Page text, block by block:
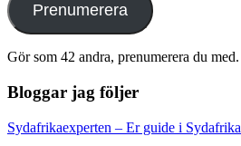
Prenumerera
Gör som 42 andra, prenumerera du med.
Bloggar jag följer
Sydafrikaexperten – Er guide i Sydafrika